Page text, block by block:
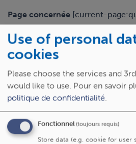
Page concernée [current-
Email
Retour
Use of personal
cookies
Please choose the services and
would like to use. Pour en savoir
politique de confidentialité.
Fonctionnel(toujours requis)
Store data (e.g. cookie for user